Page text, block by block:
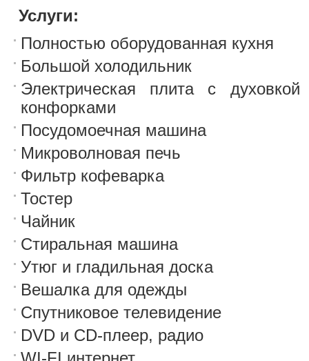
Услуги:
Полностью оборудованная кухня
Большой холодильник
Электрическая плита с
конфорками
Посудомоечная машина
Микроволновая печь
Фильтр кофеварка
Тостер
Чайник
Стиральная машина
Утюг и гладильная доска
Вешалка для одежды
Спутниковое телевидение
DVD и CD-плеер, радио